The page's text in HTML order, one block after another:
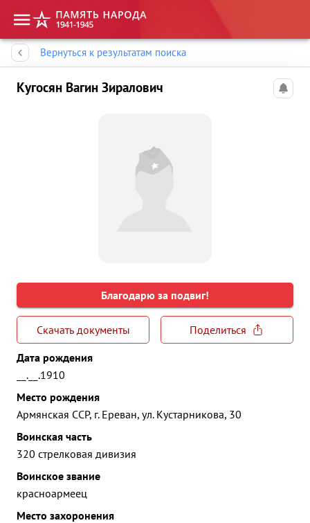
Вернуться к результатам поиска
Кугосян Вагин Зиралович
Благодарю за подвиг!
Скачать документы
Поделиться
Дата рождения
__.__.1910
Место рождения
Армянская ССР, г. Ереван, ул. Кустарникова, 30
Воинская часть
320 стрелковая дивизия
Воинское звание
красноармеец
Место захоронения
Память народа